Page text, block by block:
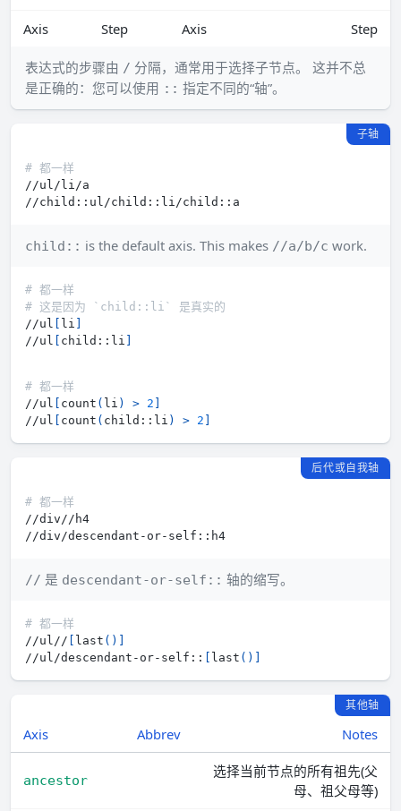
Axis Step Axis Step
表达式的步骤由 / 分隔，通常用于选择子节点。 这并不总
是正确的：您可以使用 :: 指定不同的“轴”。
子轴
# 都一样
child:: is the default axis. This makes //a/b/c work.
# 都一样
# 这是因为 `child::li` 是真实的
//ul
li
//ul
child::li
# 都一样
//ul
count ( li ) > 2
//ul
count ( child::li ) > 2
后代或自我轴
# 都一样
// 是 descendant-or-self:: 轴的缩写。
# 都一样
//ul//
last ( )
//ul/descendant-or-self::
last ( )
其他轴
Axis Abbrev Notes
ancestor
选择当前节点的所有祖先(父
母、祖父母等)